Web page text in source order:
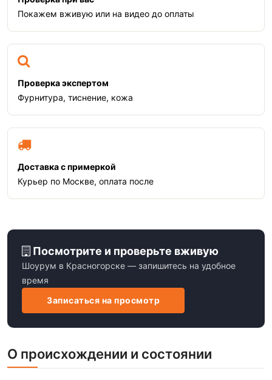
Покажем вживую или на видео до оплаты
Проверка экспертом
Фурнитура, тиснение, кожа
Доставка с примеркой
Курьер по Москве, оплата после
Посмотрите и проверьте вживую
Шоурум в Красногорске — запишитесь на удобное
время
Записаться на просмотр
О происхождении и состоянии